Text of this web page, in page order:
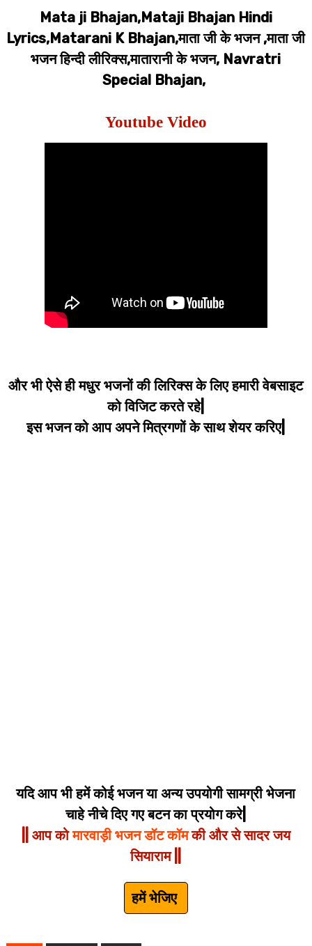
Mata ji Bhajan,Mataji Bhajan Hindi
Lyrics,Matarani K Bhajan,माता जी के भजन ,माता जी
भजन हिन्दी लीरिक्स,मातारानी के भजन, Navratri
Special Bhajan,
Youtube Video
और भी ऐसे ही मधुर भजनों की लिरिक्स के लिए हमारी वेबसाइट
को विजिट करते रहे|
इस भजन को आप अपने मित्रगणों के साथ शेयर करिए|
यदि आप भी हमें कोई भजन या अन्य उपयोगी सामग्री भेजना
चाहे नीचे दिए गए बटन का प्रयोग करे|
|| आप कोमारवाड़ी भजन डॉट कॉमकी और से सादर जय
सियाराम ||
हमें भेजिए